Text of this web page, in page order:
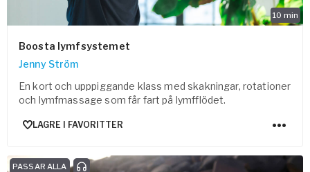
10 min
Boosta lymfsystemet
Jenny Ström
En kort och upppiggande klass med skakningar, rotationer
och lymfmassage som får fart på lymfflödet.
LAGRE I FAVORITTER
PASSAR ALLA